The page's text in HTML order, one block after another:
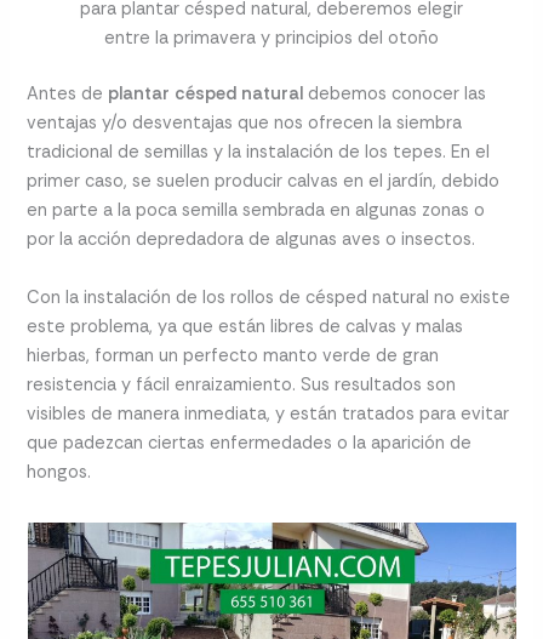
para plantar césped natural, deberemos elegir
entre la primavera y principios del otoño
Antes de plantar césped natural debemos conocer las
ventajas y/o desventajas que nos ofrecen la siembra
tradicional de semillas y la instalación de los tepes. En el
primer caso, se suelen producir calvas en el jardín, debido
en parte a la poca semilla sembrada en algunas zonas o
por la acción depredadora de algunas aves o insectos.
Con la instalación de los rollos de césped natural no existe
este problema, ya que están libres de calvas y malas
hierbas, forman un perfecto manto verde de gran
resistencia y fácil enraizamiento. Sus resultados son
visibles de manera inmediata, y están tratados para evitar
que padezcan ciertas enfermedades o la aparición de
hongos.